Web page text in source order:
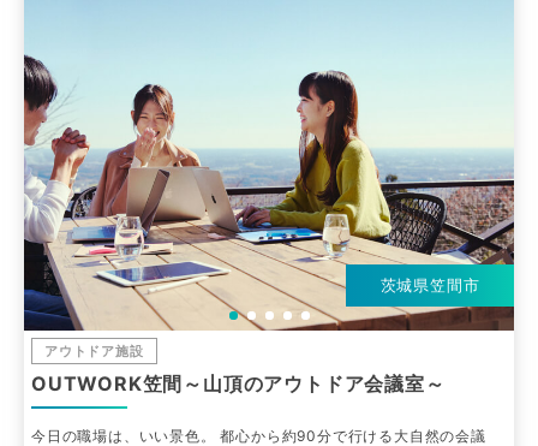
茨城県笠間市
アウトドア施設
OUTWORK笠間～山頂のアウトドア会議室～
今日の職場は、いい景色。 都心から約90分で行ける大自然の会議